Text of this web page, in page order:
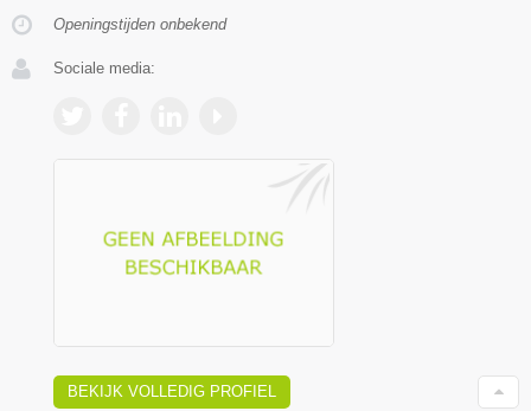
Openingstijden onbekend
Sociale media:
BEKIJK VOLLEDIG PROFIEL